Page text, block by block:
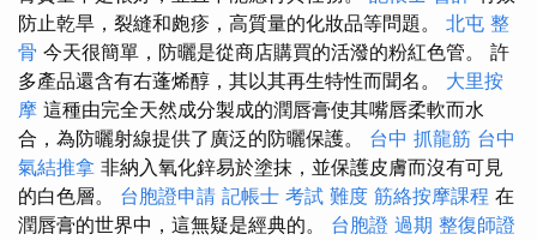
防止乾旱，裂縫和皰疹，高質量的化妝品等問題。 北屯 整
骨 今天很簡單，防曬是從商店購買的活潑的粉紅色管。 許
多產品還含有右蓬烯醇，其以其再生特性而聞名。 大里按
摩 這種由完全天然成分製成的潤唇膏使其嘴唇柔軟而水
合，為防曬射線提供了廣泛的防曬保護。 台中 抓龍筋 台中
氣結推拿 非納入氧化鋅易於塗抹，並保護皮膚而沒有可見
的白色層。 台胞證申請 記帳士 考試 難度 筋絡按摩課程 在
潤唇膏的世界中，這無疑是經典的。 台胞證 過期 整復師證